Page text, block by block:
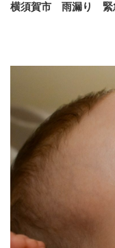
横須賀市 雨漏り 緊